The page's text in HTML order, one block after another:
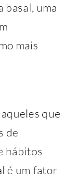
basal, uma
mais
que
de
hábitos
é um fator